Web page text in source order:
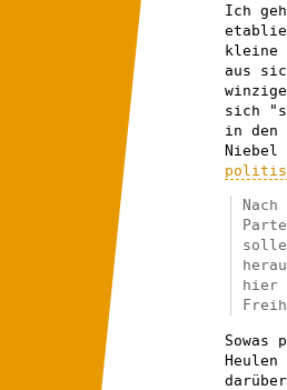
Ich
kleine
aus
sich
in den
Niebel
hier
Sowas
Heulen